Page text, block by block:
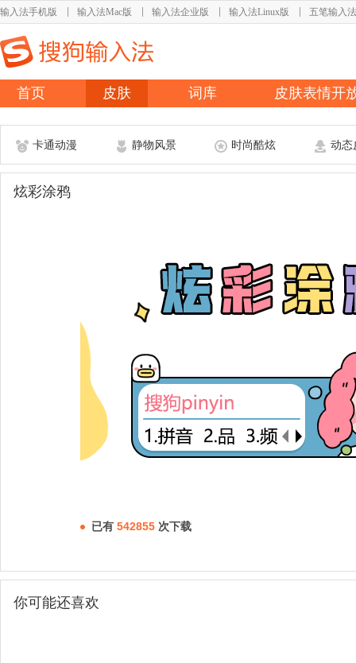
输入法手机版 输入法Mac版 输入法企业版 输入法Linux版 五笔输入法
首页 皮肤 词库 皮肤表情开
卡通动漫 静物风景 时尚酷炫 动态
炫彩涂鸦
已有 542855 次下载
你可能还喜欢